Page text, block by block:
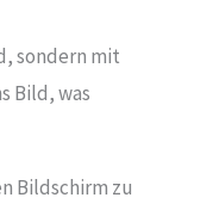
sondern mit
Bild, was
Bildschirm zu